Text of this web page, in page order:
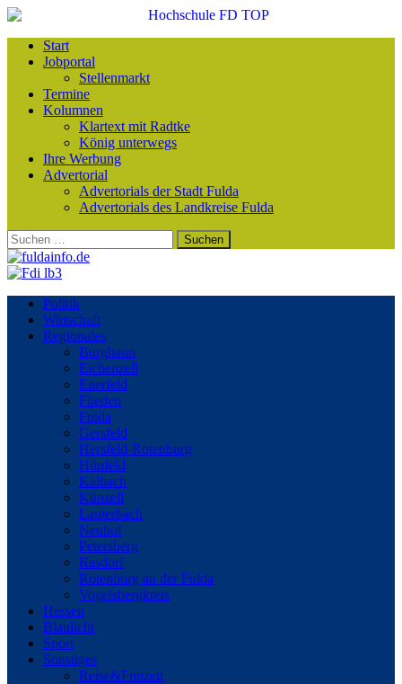
Start
Jobportal
Stellenmarkt
Termine
Kolumnen
Klartext mit Radtke
König unterwegs
Ihre Werbung
Advertorial
Advertorials der Stadt Fulda
Advertorials des Landkreise Fulda
Suchen
nach:
Politik
Wirtschaft
Regionales
Burghaun
Eichenzell
Eiterfeld
Flieden
Fulda
Gersfeld
Hersfeld-Rotenburg
Hünfeld
Kalbach
Künzell
Lauterbach
Neuhof
Petersberg
Rasdorf
Rotenburg an der Fulda
Vogelsbergkreis
Hessen
Blaulicht
Sport
Sonstiges
Reise&Freizeit